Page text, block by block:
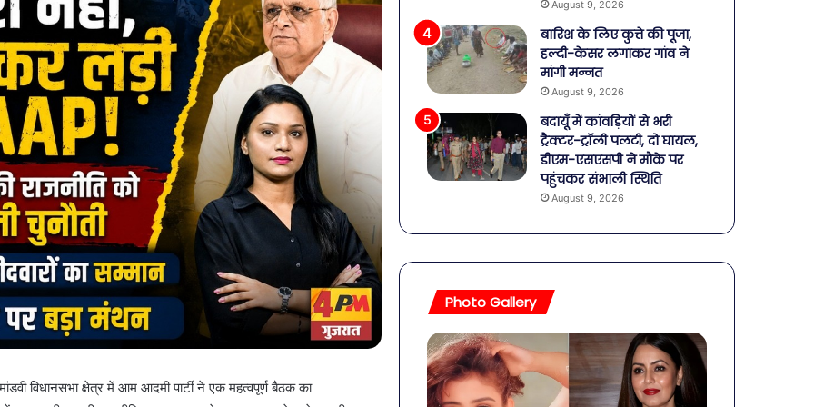
विधानसभा क्षेत्र में आम आदमी पार्टी ने एक महत्वपूर्ण बैठक का
August 9, 2026
बारिश के लिए कुत्ते की पूजा,
हल्दी-केसर लगाकर गांव ने
मांगी मन्नत
August 9, 2026
बदायूँ में कांवड़ियों से भरी
ट्रैक्टर-ट्रॉली पलटी, दो घायल,
डीएम-एसएसपी ने मौके पर
पहुंचकर संभाली स्थिति
August 9, 2026
Photo Gallery
सावधान!
पानी
बॉलीवुड
की
तलाकशुदा
हसीनाएं,
शिव-